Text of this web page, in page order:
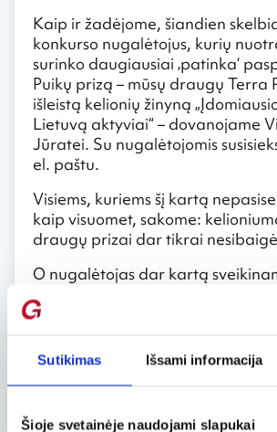
Sutikimas Išsami informacija
Šioje svetainėje naudojami slapukai
Kaip ir žadėjome, šiandien
konkurso nugalėtojus, kurių
surinko daugiausiai ‚patinka‘
Puikų prizą – mūsų draugų Terra
išleistą kelionių žinyną
Lietuvą aktyviai“ – dovanojame
Jūratei. Su nugalėtojomis
el. paštu.
Visiems, kuriems šį kartą
kaip visuomet, sakome:
draugų prizai dar tikrai
O nugalėtojas dar kartą
kad naujutėlės, dar leidyklos
kvepiančios Terra Publica
vasarą neleis nuobodžiauti!